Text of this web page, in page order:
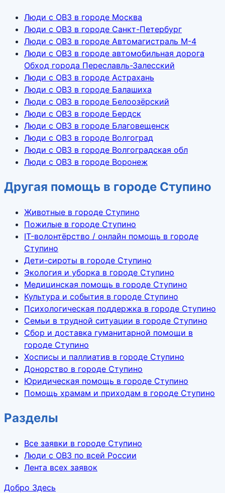
Люди с ОВЗ в городе Москва
Люди с ОВЗ в городе Санкт-Петербург
Люди с ОВЗ в городе Автомагистраль М-4
Люди с ОВЗ в городе автомобильная дорога
Обход города Переславль-Залесский
Люди с ОВЗ в городе Астрахань
Люди с ОВЗ в городе Балашиха
Люди с ОВЗ в городе Белоозёрский
Люди с ОВЗ в городе Бердск
Люди с ОВЗ в городе Благовещенск
Люди с ОВЗ в городе Волгоград
Люди с ОВЗ в городе Волгоградская обл
Люди с ОВЗ в городе Воронеж
Другая помощь в городе Ступино
Животные в городе Ступино
Пожилые в городе Ступино
IT-волонтёрство / онлайн помощь в городе
Ступино
Дети-сироты в городе Ступино
Экология и уборка в городе Ступино
Медицинская помощь в городе Ступино
Культура и события в городе Ступино
Психологическая поддержка в городе Ступино
Семьи в трудной ситуации в городе Ступино
Сбор и доставка гуманитарной помощи в
городе Ступино
Хосписы и паллиатив в городе Ступино
Донорство в городе Ступино
Юридическая помощь в городе Ступино
Помощь храмам и приходам в городе Ступино
Разделы
Все заявки в городе Ступино
Люди с ОВЗ по всей России
Лента всех заявок
Добро Здесь